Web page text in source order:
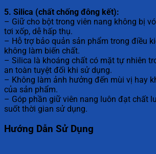
5. Silica (chất chống đông kết):
– Giữ cho bột trong viên nang không bị
tơi xốp, dễ hấp thụ.
– Hỗ trợ bảo quản sản phẩm trong điều
không làm biến chất.
– Silica là khoáng chất có mặt tự nhiên
an toàn tuyệt đối khi sử dụng.
– Không làm ảnh hưởng đến mùi vị hay
của sản phẩm.
– Góp phần giữ viên nang luôn đạt chất
suốt thời gian sử dụng.
Hướng Dẫn Sử Dụng